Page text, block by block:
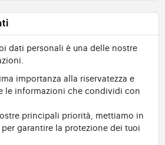
dati personali è una delle nostre
importanza alla riservatezza e
le informazioni che condividi con
principali priorità, mettiamo in
garantire la protezione dei tuoi